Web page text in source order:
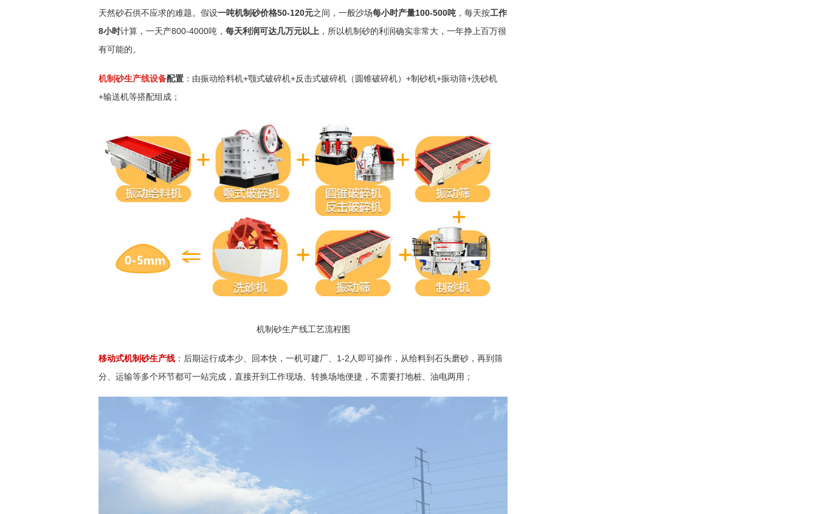
天然砂石供不应求的难题。假设一吨机制砂价格50-120元之间，一般沙场每小时产量100-500吨 ，每天按工作
8小时计算，一天产800-4000吨， 每天利润可达几万元以上 ，所以机制砂的利润确实非常大，一年挣上百万很
有可能的。
机制砂生产线设备配置 ：由振动给料机+颚式破碎机+反击式破碎机（圆锥破碎机）+制砂机+振动筛+洗砂机
+输送机等搭配组成；
机制砂生产线工艺流程图
移动式机制砂生产线 ：后期运行成本少、回本快，一机可建厂、1-2人即可操作，从给料到石头磨砂，再到筛
分、运输等多个环节都可一站完成，直接开到工作现场、转换场地便捷，不需要打地桩、油电两用；